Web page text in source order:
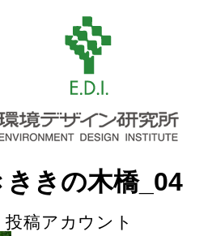
きの木橋_04
投稿アカウント